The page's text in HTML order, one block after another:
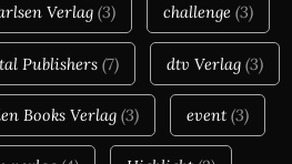
Verlag (3) challenge (3)
Publishers (7) dtv Verlag (3)
Books Verlag (3) event (3)